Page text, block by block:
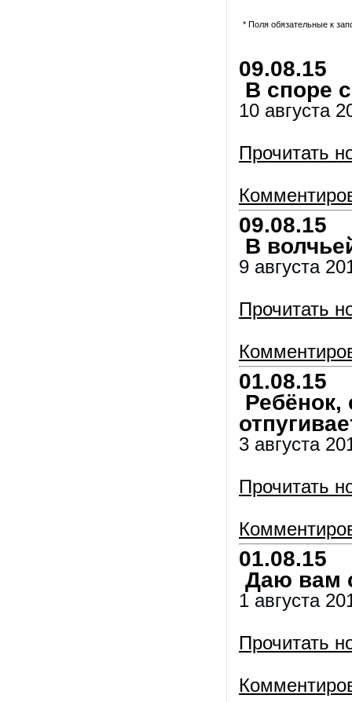
* Поля обязательные к
09.08.15
В споре
10 августа
Прочитать
09.08.15
В
9 августа
Прочитать
01.08.15
Ребёнок,
3 августа
Прочитать
01.08.15
Даю вам
1 августа
Прочитать